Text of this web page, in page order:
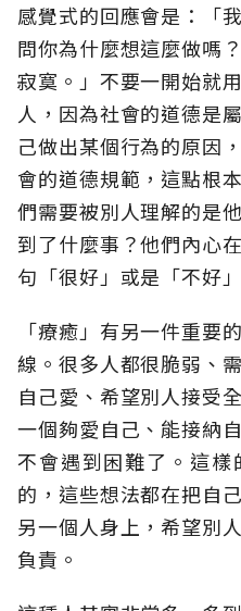
感覺式的回應會是：「
問你為什麼想這麼做嗎
寂寞。」不要一開始就
人，因為社會的道德是
己做出某個行為的原因
會的道德規範，這點根
們需要被別人理解的是
到了什麼事？他們內心
句「很好」或是「不好
「療癒」有另一件重要
線。很多人都很脆弱、
自己愛、希望別人接受
一個夠愛自己、能接納
不會遇到困難了。這
的，這些想法都在把自
另一個人身上，希望別
負責。